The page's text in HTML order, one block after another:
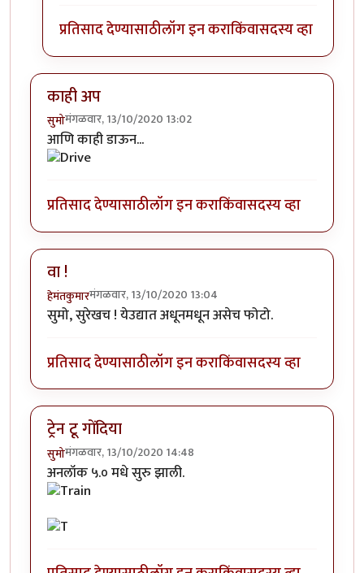
प्रतिसाद देण्यासाठीलॉग इन कराकिंवासदस्य व्हा
काही अप
सुमोमंगळवार, 13/10/2020 13:02
आणि काही डाऊन...
प्रतिसाद देण्यासाठीलॉग इन कराकिंवासदस्य व्हा
वा !
हेमंतकुमारमंगळवार, 13/10/2020 13:04
सुमो, सुरेखच ! येउद्यात अधूनमधून असेच फोटो.
प्रतिसाद देण्यासाठीलॉग इन कराकिंवासदस्य व्हा
ट्रेन टू गोंदिया
सुमोमंगळवार, 13/10/2020 14:48
अनलॉक ५.० मधे सुरु झाली.